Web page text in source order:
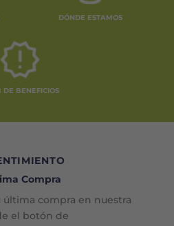
DÓNDE ESTAMOS
DE BENEFICIOS
Compra
última compra en nuestra
el botón de